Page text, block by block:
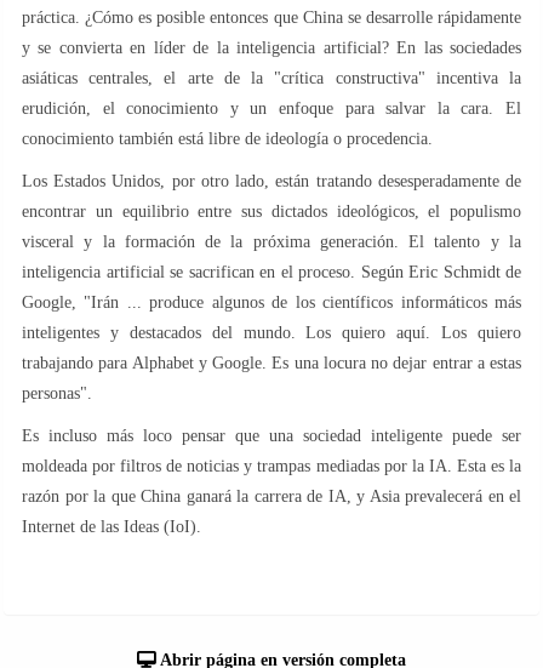
práctica. ¿Cómo es posible entonces que China se desarrolle rápidamente
y se convierta en líder de la inteligencia artificial? En las sociedades
asiáticas centrales, el arte de la "crítica constructiva" incentiva la
erudición, el conocimiento y un enfoque para salvar la cara. El
conocimiento también está libre de ideología o procedencia.
Los Estados Unidos, por otro lado, están tratando desesperadamente de
encontrar un equilibrio entre sus dictados ideológicos, el populismo
visceral y la formación de la próxima generación. El talento y la
inteligencia artificial se sacrifican en el proceso. Según Eric Schmidt de
Google, "Irán ... produce algunos de los científicos informáticos más
inteligentes y destacados del mundo. Los quiero aquí. Los quiero
trabajando para Alphabet y Google. Es una locura no dejar entrar a estas
personas".
Es incluso más loco pensar que una sociedad inteligente puede ser
moldeada por filtros de noticias y trampas mediadas por la IA. Esta es la
razón por la que China ganará la carrera de IA, y Asia prevalecerá en el
Internet de las Ideas (IoI).
Abrir página en versión completa